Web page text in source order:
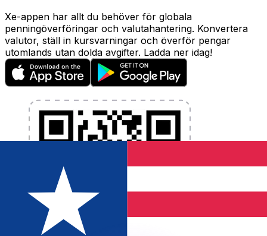
Xe-appen har allt du behöver för globala
penningöverföringar och valutahantering. Konvertera
valutor, ställ in kursvarningar och överför pengar
utomlands utan dolda avgifter. Ladda ner idag!